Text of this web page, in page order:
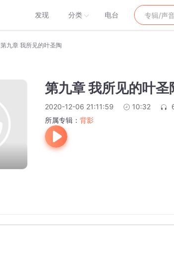
发现 分类 电台
第九章 我所见的叶圣陶
第九章 我所见的叶圣
2020-12-06 21:11:59 10:32
所属专辑： 背影